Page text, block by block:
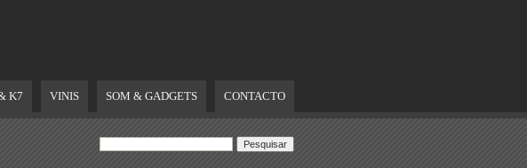
K7 VINIS SOM & GADGETS CONTACTO